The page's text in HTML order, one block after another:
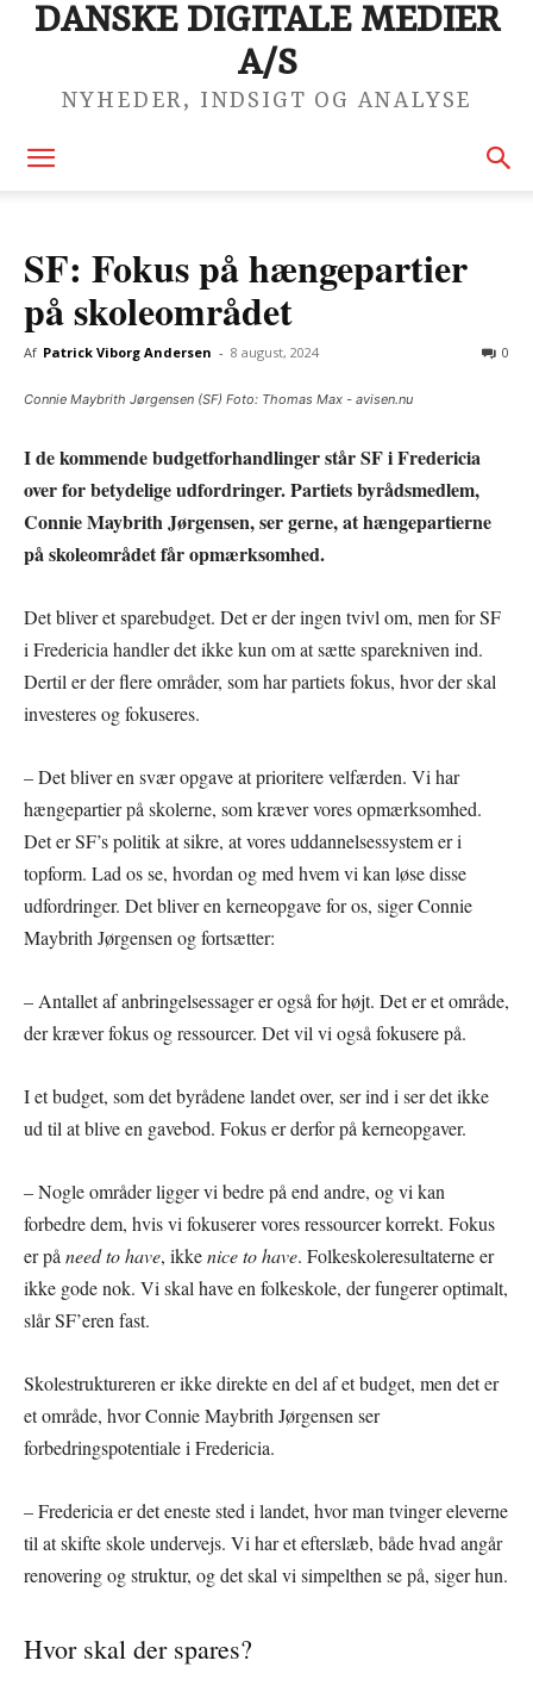
DANSKE DIGITALE MEDIER
A/S
NYHEDER, INDSIGT OG ANALYSE
SF: Fokus på hængepartier
på skoleområdet
Af Patrick Viborg Andersen - 8 august, 2024 0
Connie Maybrith Jørgensen (SF) Foto: Thomas Max - avisen.nu
I de kommende budgetforhandlinger står SF i Fredericia
over for betydelige udfordringer. Partiets byrådsmedlem,
Connie Maybrith Jørgensen, ser gerne, at hængepartierne
på skoleområdet får opmærksomhed.
Det bliver et sparebudget. Det er der ingen tvivl om, men for SF
i Fredericia handler det ikke kun om at sætte sparekniven ind.
Dertil er der flere områder, som har partiets fokus, hvor der skal
investeres og fokuseres.
– Det bliver en svær opgave at prioritere velfærden. Vi har
hængepartier på skolerne, som kræver vores opmærksomhed.
Det er SF’s politik at sikre, at vores uddannelsessystem er i
topform. Lad os se, hvordan og med hvem vi kan løse disse
udfordringer. Det bliver en kerneopgave for os, siger Connie
Maybrith Jørgensen og fortsætter:
– Antallet af anbringelsessager er også for højt. Det er et område,
der kræver fokus og ressourcer. Det vil vi også fokusere på.
I et budget, som det byrådene landet over, ser ind i ser det ikke
ud til at blive en gavebod. Fokus er derfor på kerneopgaver.
– Nogle områder ligger vi bedre på end andre, og vi kan
forbedre dem, hvis vi fokuserer vores ressourcer korrekt. Fokus
er på need to have, ikkenice to have. Folkeskoleresultaterne er
ikke gode nok. Vi skal have en folkeskole, der fungerer optimalt,
slår SF’eren fast.
Skolestruktureren er ikke direkte en del af et budget, men det er
et område, hvor Connie Maybrith Jørgensen ser
forbedringspotentiale i Fredericia.
– Fredericia er det eneste sted i landet, hvor man tvinger eleverne
til at skifte skole undervejs. Vi har et efterslæb, både hvad angår
renovering og struktur, og det skal vi simpelthen se på, siger hun.
Hvor skal der spares?